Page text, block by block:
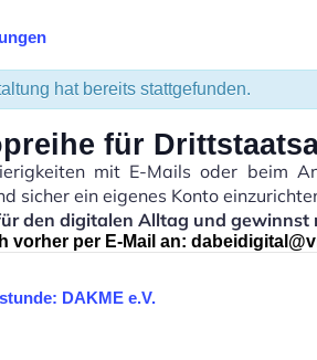
hat bereits stattgefunden.
für
mit E-Mails oder beim
sicher ein eigenes Konto
den digitalen Alltag und gewinnst
vorher per E-Mail an:
DAKME e.V.